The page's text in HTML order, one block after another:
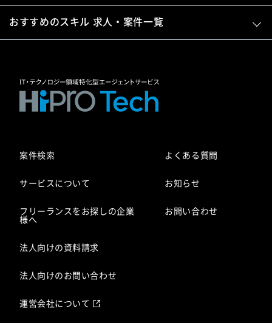
おすすめのスキル 求人・案件一覧
案件検索
サービスについて
フリーランスをお探しの企業
様へ
法人向けの資料請求
法人向けのお問い合わせ
よくある質問
お知らせ
お問い合わせ
運営会社について